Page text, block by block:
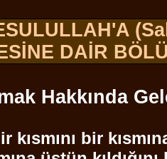
(
DAİR
Hakkında
bir